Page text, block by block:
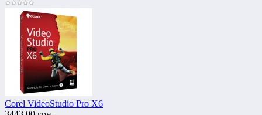
Corel VideoStudio Pro X6